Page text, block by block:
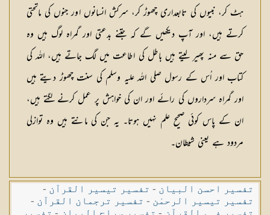
ہٹ کر، نبیوں کی تابعداری چھوڑ کر، سرکش انسانوں اور جنوں کی ماتحتی
کرتے ہیں، اور آپ دیکھیں گے کہ جتنے بدعتی اور گمراہ لوگ ہیں وہ
حق سے منہ پھیر لیتے ہیں باطل کی اطاعت میں لگ جاتے ہیں، اللہ کی
کتاب اور اُس کے رسول صلی اللہ علیہ وسلم کی سنت چھوڑ دیتے ہیں
اور گمراہ سرداروں کی رائے اور ان کی خواہش پر عمل کرنے لگتے ہیں،
ان کے پاس کوئی صحیح علم نہیں ہوتا۔ یہ جن کی مانتے ہیں وہ توازلی
مردود ہے یعنی شیطان۔
تفسیر احسن البیان - تفسیر تیسیر القرآن -
تفسیر تیسیر الرحمٰن - تفسیر ترجمان القرآن -